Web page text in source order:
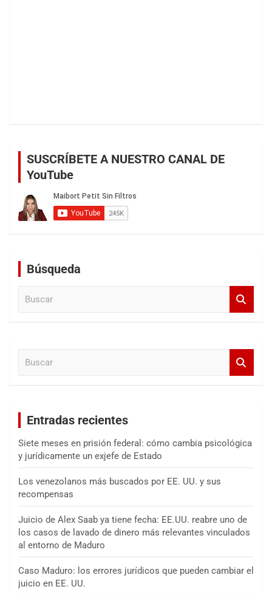
SUSCRÍBETE A NUESTRO CANAL DE
YouTube
Búsqueda
Entradas recientes
Siete meses en prisión federal: cómo cambia psicológica
y jurídicamente un exjefe de Estado
Los venezolanos más buscados por EE. UU. y sus
recompensas
Juicio de Alex Saab ya tiene fecha: EE.UU. reabre uno de
los casos de lavado de dinero más relevantes vinculados
al entorno de Maduro
Caso Maduro: los errores jurídicos que pueden cambiar el
juicio en EE. UU.